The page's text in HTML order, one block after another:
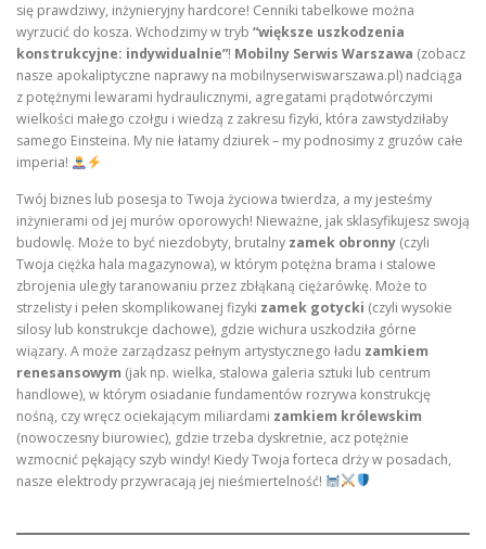
się prawdziwy, inżynieryjny hardcore! Cenniki tabelkowe można
wyrzucić do kosza. Wchodzimy w tryb “większe uszkodzenia
konstrukcyjne: indywidualnie”! Mobilny Serwis Warszawa (zobacz
nasze apokaliptyczne naprawy na mobilnyserwiswarszawa.pl) nadciąga
z potężnymi lewarami hydraulicznymi, agregatami prądotwórczymi
wielkości małego czołgu i wiedzą z zakresu fizyki, która zawstydziłaby
samego Einsteina. My nie łatamy dziurek – my podnosimy z gruzów całe
imperia!
Twój biznes lub posesja to Twoja życiowa twierdza, a my jesteśmy
inżynierami od jej murów oporowych! Nieważne, jak sklasyfikujesz swoją
budowlę. Może to być niezdobyty, brutalny zamek obronny (czyli
Twoja ciężka hala magazynowa), w którym potężna brama i stalowe
zbrojenia uległy taranowaniu przez zbłąkaną ciężarówkę. Może to
strzelisty i pełen skomplikowanej fizyki zamek gotycki (czyli wysokie
silosy lub konstrukcje dachowe), gdzie wichura uszkodziła górne
wiązary. A może zarządzasz pełnym artystycznego ładu zamkiem
renesansowym (jak np. wielka, stalowa galeria sztuki lub centrum
handlowe), w którym osiadanie fundamentów rozrywa konstrukcję
nośną, czy wręcz ociekającym miliardami zamkiem królewskim
(nowoczesny biurowiec), gdzie trzeba dyskretnie, acz potężnie
wzmocnić pękający szyb windy! Kiedy Twoja forteca drży w posadach,
nasze elektrody przywracają jej nieśmiertelność!